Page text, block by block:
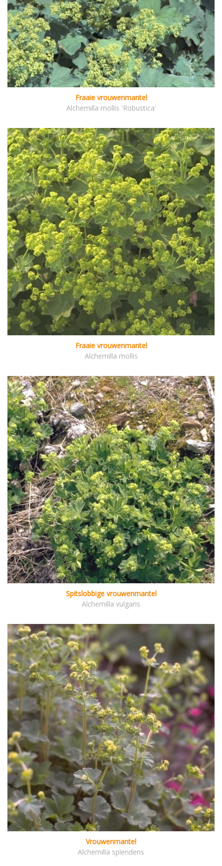
Fraaie vrouwenmantel
Alchemilla mollis 'Robustica'
Fraaie vrouwenmantel
Alchemilla mollis
Spitslobbige vrouwenmantel
Alchemilla vulgaris
Vrouwenmantel
Alchemilla splendens